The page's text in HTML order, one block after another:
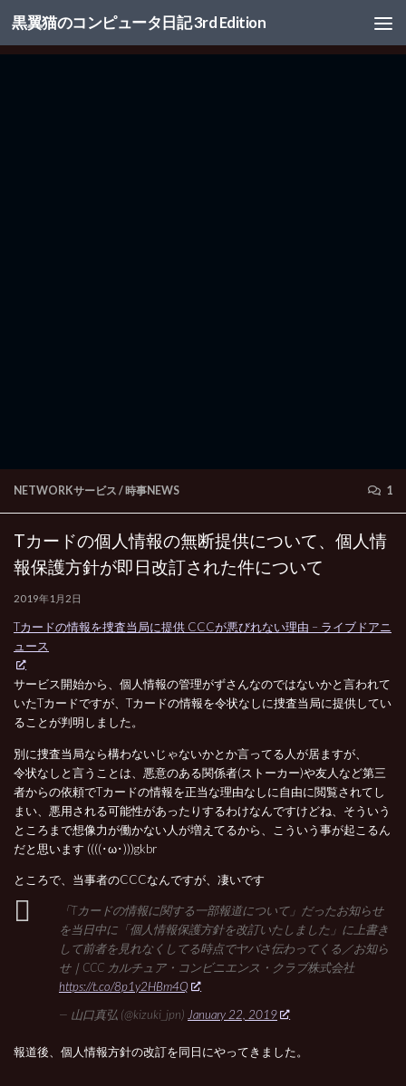
コンテンツへスキップ
黒翼猫のコンピュータ日記 3rd Edition
NETWORKサービス /時事NEWS 1
Tカードの個人情報の無断提供について、個人情
報保護方針が即日改訂された件について
2019年1月2日
Tカードの情報を捜査当局に提供 CCCが悪びれない理由 – ライブドアニ
ュース
サービス開始から、個人情報の管理がずさんなのではないかと言われて
いたTカードですが、Tカードの情報を令状なしに捜査当局に提供してい
ることが判明しました。
別に捜査当局なら構わないじゃないかとか言ってる人が居ますが、
令状なしと言うことは、悪意のある関係者(ストーカー)や友人など第三
者からの依頼でTカードの情報を正当な理由なしに自由に閲覧されてし
まい、悪用される可能性があったりするわけなんですけどね、そういう
ところまで想像力が働かない人が増えてるから、こういう事が起こるん
だと思います ((((･ω･)))gkbr
ところで、当事者のCCCなんですが、凄いです
「Tカードの情報に関する一部報道について」だったお知らせ
を当日中に「個人情報保護方針を改訂いたしました」に上書き
して前者を見れなくしてる時点でヤバさ伝わってくる／お知ら
せ｜CCC カルチュア・コンビニエンス・クラブ株式会社
https://t.co/8p1y2HBm4Q
— 山口真弘 (@kizuki_jpn) January 22, 2019
報道後、個人情報方針の改訂を同日にやってきました。